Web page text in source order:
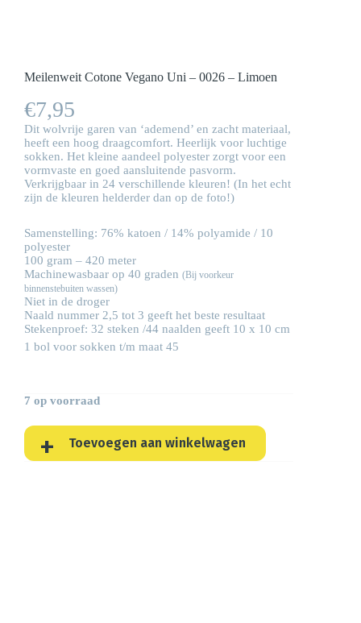
Meilenweit Cotone Vegano Uni – 0026 – Limoen
€7,95
Dit wolvrije garen van ‘ademend’ en zacht materiaal,
heeft een hoog draagcomfort. Heerlijk voor luchtige
sokken. Het kleine aandeel polyester zorgt voor een
vormvaste en goed aansluitende pasvorm.
Verkrijgbaar in 24 verschillende kleuren! (In het echt
zijn de kleuren helderder dan op de foto!)
Samenstelling: 76% katoen / 14% polyamide / 10
polyester
100 gram – 420 meter
Machinewasbaar op 40 graden (Bij voorkeur
binnenstebuiten wassen)
Niet in de droger
Naald nummer 2,5 tot 3 geeft het beste resultaat
Stekenproef: 32 steken /44 naalden geeft 10 x 10 cm
1 bol voor sokken t/m maat 45
7 op voorraad
Toevoegen aan winkelwagen